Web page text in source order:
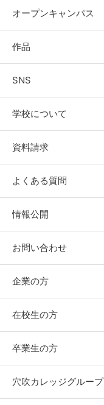
オープンキャンパス
作品
SNS
学校について
資料請求
よくある質問
情報公開
お問い合わせ
企業の方
在校生の方
卒業生の方
穴吹カレッジグループ